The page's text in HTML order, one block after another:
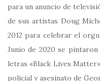
para un anuncio de
de sus artistas Doug
2012 para celebrar el
Junio de 2020 se
letras «Black Lives
policial y asesinato de